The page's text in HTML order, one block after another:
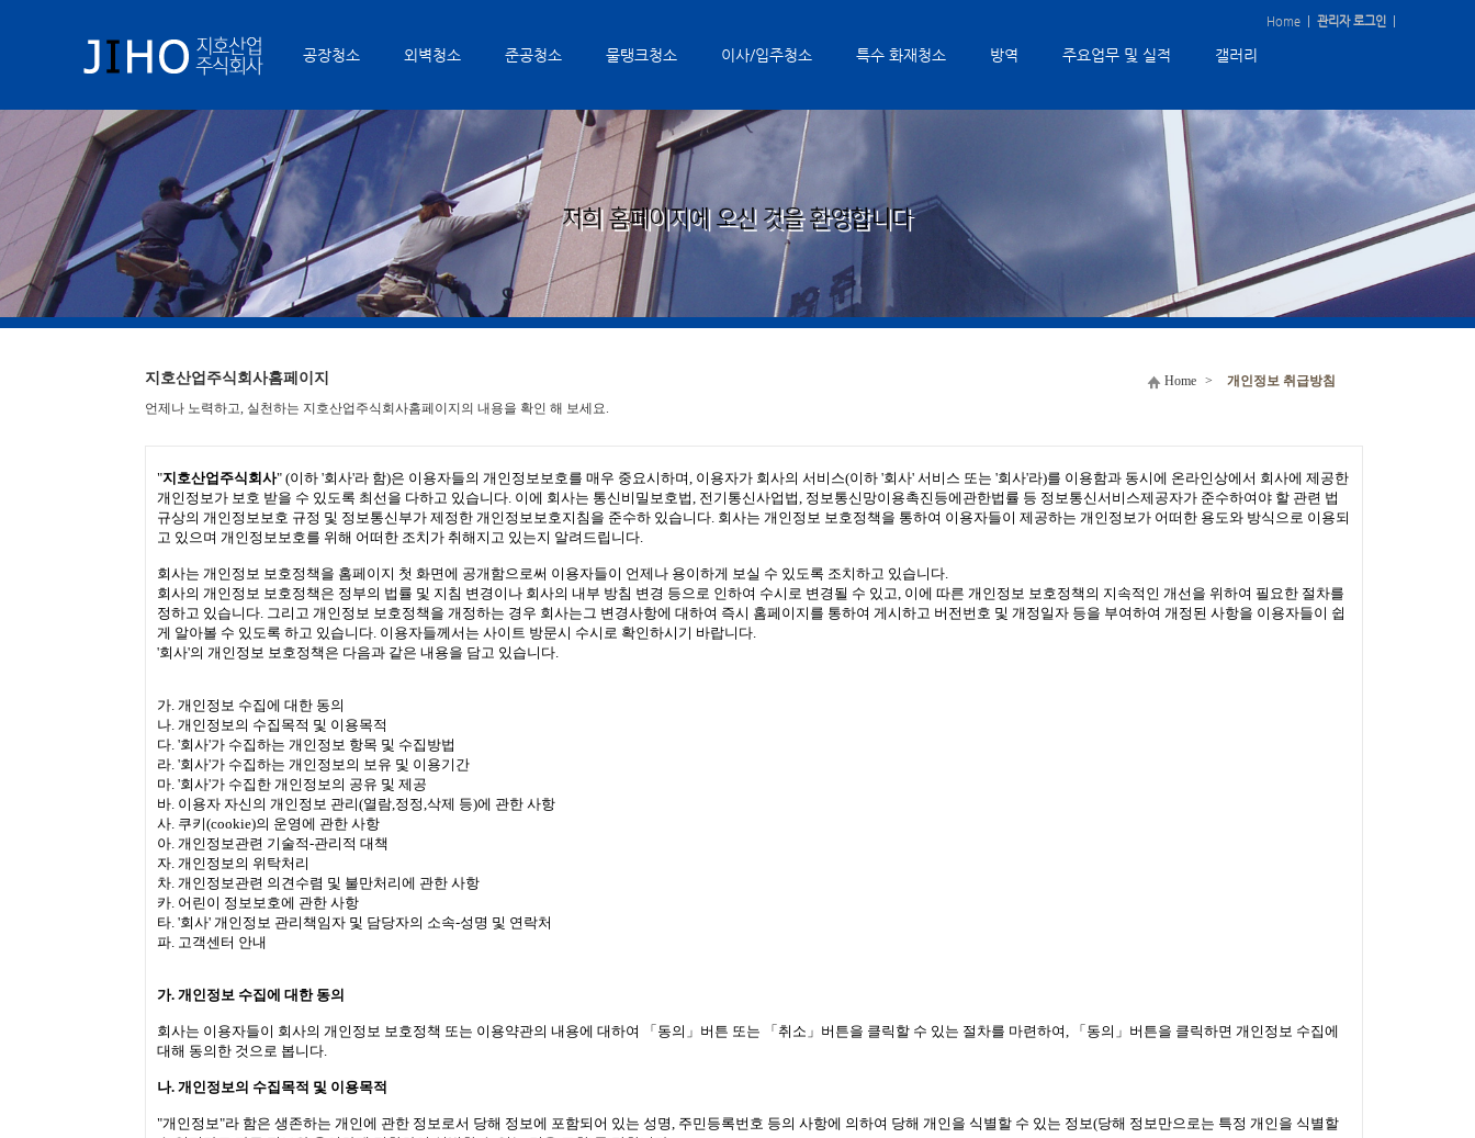
Home 관리자 로그인
공장청소 외벽청소 준공청소 물탱크청소 이사/입주청소 특수 화재청소 방역 주요업무 및 실적 갤러리
Home > 개인정보 취급방침
지호산업주식회사홈페이지
언제나 노력하고, 실천하는 지호산업주식회사홈페이지의 내용을 확인 해 보세요.
"지호산업주식회사" (이하 '회사'라 함)은 이용자들의 개인정보보호를 매우 중요시하며, 이용자가 회사의 서비스(이하 '회사' 서비스 또는 '회사'라)를 이용함과 동시에 온라인상에서 회사에 제공한
개인정보가 보호 받을 수 있도록 최선을 다하고 있습니다. 이에 회사는 통신비밀보호법, 전기통신사업법, 정보통신망이용촉진등에관한법률 등 정보통신서비스제공자가 준수하여야 할 관련 법
규상의 개인정보보호 규정 및 정보통신부가 제정한 개인정보보호지침을 준수하 있습니다. 회사는 개인정보 보호정책을 통하여 이용자들이 제공하는 개인정보가 어떠한 용도와 방식으로 이용되
고 있으며 개인정보보호를 위해 어떠한 조치가 취해지고 있는지 알려드립니다.
회사는 개인정보 보호정책을 홈페이지 첫 화면에 공개함으로써 이용자들이 언제나 용이하게 보실 수 있도록 조치하고 있습니다.
회사의 개인정보 보호정책은 정부의 법률 및 지침 변경이나 회사의 내부 방침 변경 등으로 인하여 수시로 변경될 수 있고, 이에 따른 개인정보 보호정책의 지속적인 개선을 위하여 필요한 절차를
정하고 있습니다. 그리고 개인정보 보호정책을 개정하는 경우 회사는그 변경사항에 대하여 즉시 홈페이지를 통하여 게시하고 버전번호 및 개정일자 등을 부여하여 개정된 사항을 이용자들이 쉽
게 알아볼 수 있도록 하고 있습니다. 이용자들께서는 사이트 방문시 수시로 확인하시기 바랍니다.
'회사'의 개인정보 보호정책은 다음과 같은 내용을 담고 있습니다.
가. 개인정보 수집에 대한 동의
나. 개인정보의 수집목적 및 이용목적
다. '회사'가 수집하는 개인정보 항목 및 수집방법
라. '회사'가 수집하는 개인정보의 보유 및 이용기간
마. '회사'가 수집한 개인정보의 공유 및 제공
바. 이용자 자신의 개인정보 관리(열람,정정,삭제 등)에 관한 사항
사. 쿠키(cookie)의 운영에 관한 사항
아. 개인정보관련 기술적-관리적 대책
자. 개인정보의 위탁처리
차. 개인정보관련 의견수렴 및 불만처리에 관한 사항
카. 어린이 정보보호에 관한 사항
타. '회사' 개인정보 관리책임자 및 담당자의 소속-성명 및 연락처
파. 고객센터 안내
가. 개인정보 수집에 대한 동의
회사는 이용자들이 회사의 개인정보 보호정책 또는 이용약관의 내용에 대하여 「동의」버튼 또는 「취소」버튼을 클릭할 수 있는 절차를 마련하여, 「동의」버튼을 클릭하면 개인정보 수집에
대해 동의한 것으로 봅니다.
나. 개인정보의 수집목적 및 이용목적
"개인정보"라 함은 생존하는 개인에 관한 정보로서 당해 정보에 포함되어 있는 성명, 주민등록번호 등의 사항에 의하여 당해 개인을 식별할 수 있는 정보(당해 정보만으로는 특정 개인을 식별할